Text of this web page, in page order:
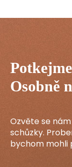
Osobně
Ozvěte se
schůzky.
bychom mohli